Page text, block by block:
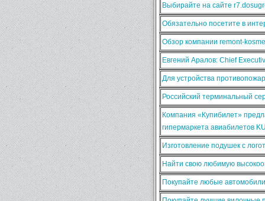
Выбирайте на сайте
Обязательно посетите в
Обзор компании remont-
Евгений Аралов: Chief
Для устройства
Российский терминальный
Компания «Купибилет»
гипермаркета авиабилетов
Изготовление подушек с
Найти свою любимую
Покупайте любые